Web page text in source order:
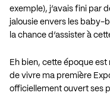
exemple), j’avais fini par
jalousie envers les baby-
la chance d’assister à
Eh bien, cette époque
de vivre ma première
officiellement ouvert ses